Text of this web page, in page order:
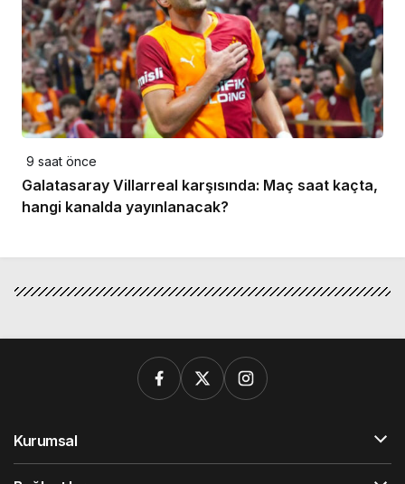
9 saat önce
Galatasaray Villarreal karşısında: Maç saat kaçta,
hangi kanalda yayınlanacak?
Kurumsal